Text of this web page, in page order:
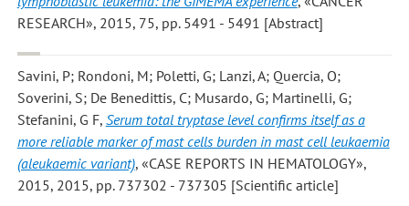
RESEARCH», 2015, 75, pp. 5491 - 5491 [Abstract]
Savini, P; Rondoni, M; Poletti, G; Lanzi, A; Quercia, O;
Soverini, S; De Benedittis, C; Musardo, G; Martinelli, G;
Stefanini, G F, Serum total tryptase level confirms itself as a
more reliable marker of mast cells burden in mast cell leukaemia
(aleukaemic variant), «CASE REPORTS IN HEMATOLOGY»,
2015, 2015, pp. 737302 - 737305 [Scientific article]